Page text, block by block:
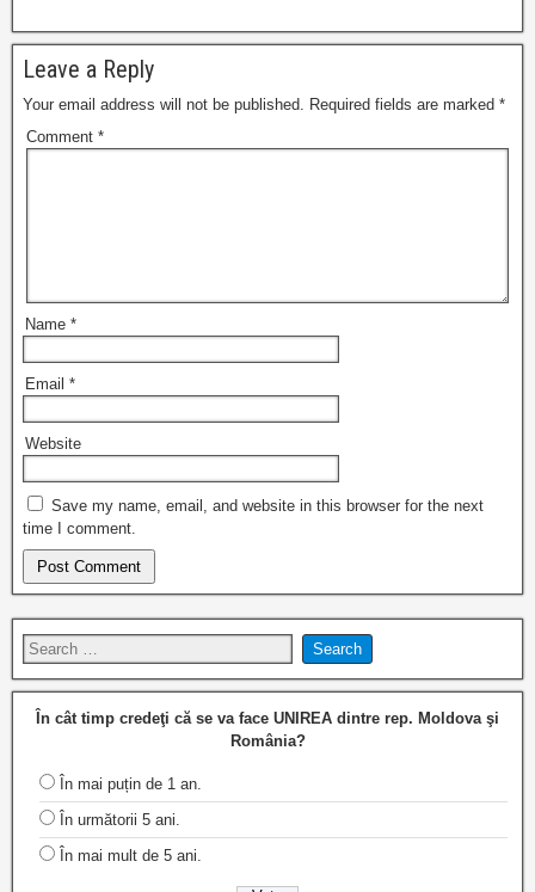
Leave a Reply
Your email address will not be published. Required fields are marked *
Comment *
Name *
Email *
Website
Save my name, email, and website in this browser for the next
time I comment.
În cât timp credeţi că se va face UNIREA dintre rep. Moldova şi
România?
În mai puțin de 1 an.
În următorii 5 ani.
În mai mult de 5 ani.